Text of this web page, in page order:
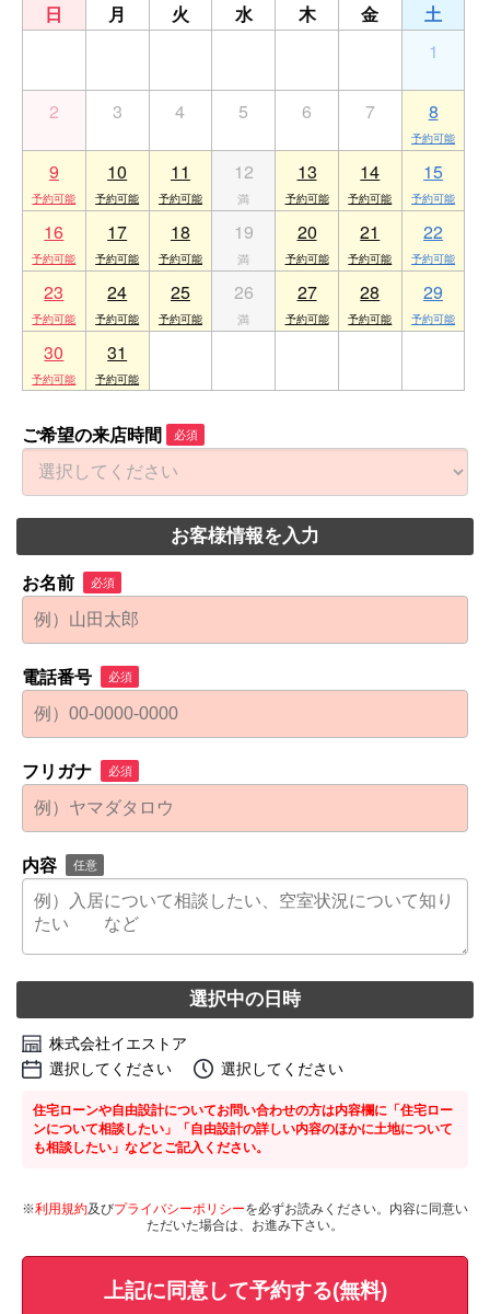
日 月 火 水 木 金
土
1
2 3 4 5 6 7 8
9 10 11 12 13 14 15
16 17 18 19 20 21 22
23 24 25 26 27 28 29
30 31
ご希望の来店時間 必須
お客様情報を入力
お名前 必須
電話番号 必須
フリガナ 必須
内容 任意
選択中の日時
株式会社イエストア
選択してください
選択してください
住宅ローンや自由設計についてお問い合わせの方は内容欄に「住宅ロー
ンについて相談したい」「自由設計の詳しい内容のほかに土地について
も相談したい」などとご記入ください。
※利用規約及びプライバシーポリシーを必ずお読みください。内容に同意い
ただいた場合は、お進み下さい。
上記に同意して予約する(無料)